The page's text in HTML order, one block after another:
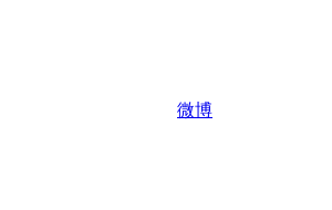
微博